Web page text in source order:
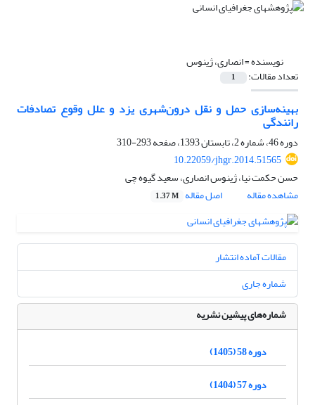
نویسنده =انصاری، ژینوس
تعداد مقالات: 1
بهینه‌سازی حمل و نقل درون‌شهری یزد و علل وقوع تصادفات
رانندگی
دوره 46، شماره 2، تابستان 1393، صفحه
293-310
10.22059/jhgr.2014.51565
حسن حکمت نیا، ژینوس انصاری، سعید گیوه چی
مشاهده مقاله
اصل مقاله 1.37 M
مقالات آماده انتشار
شماره جاری
شماره‌های پیشین نشریه
دوره 58 (1405)
دوره 57 (1404)